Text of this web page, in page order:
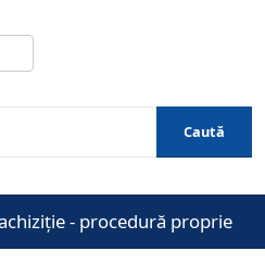
Caută
- procedură proprie